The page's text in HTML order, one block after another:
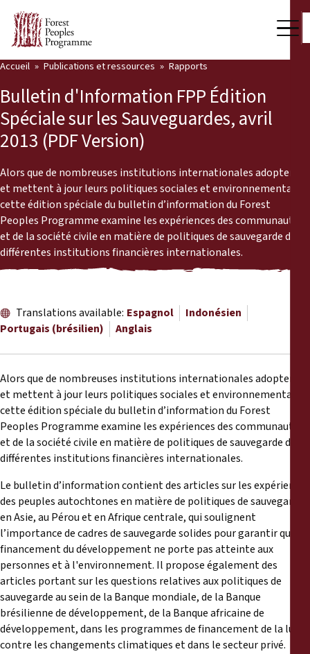
Qui nous sommes
Salle de presse
Notre travail
Voix des communautés
Partenaires et Pays
Dernières actualités
Publications et ressources
Back
Publications et ressources
Rapports
Communiqués de presse
Matériel de formation
Documents d'information
Déclarations
Rapports annuels
Accueil Publications et ressources Rapports
Bulletin d'Information FPP Édition
Spéciale sur les Sauveguardes, avril
2013 (PDF Version)
Alors que de nombreuses institutions internationales adoptent
et mettent à jour leurs politiques sociales et environnementales,
cette édition spéciale du bulletin d’information du Forest
Peoples Programme examine les expériences des communautés
et de la société civile en matière de politiques de sauvegarde de
différentes institutions financières internationales.
Translations available: Espagnol
Indonésien
Portugais (brésilien)
Anglais
Alors que de nombreuses institutions internationales adoptent
et mettent à jour leurs politiques sociales et environnementales,
cette édition spéciale du bulletin d’information du Forest
Peoples Programme examine les expériences des communautés
et de la société civile en matière de politiques de sauvegarde de
différentes institutions financières internationales.
Le bulletin d’information contient des articles sur les expériences
des peuples autochtones en matière de politiques de sauvegarde
en Asie, au Pérou et en Afrique centrale, qui soulignent
l’importance de cadres de sauvegarde solides pour garantir que le
financement du développement ne porte pas atteinte aux
personnes et à l'environnement. Il propose également des
articles portant sur les questions relatives aux politiques de
sauvegarde au sein de la Banque mondiale, de la Banque
brésilienne de développement, de la Banque africaine de
développement, dans les programmes de financement de la lutte
contre les changements climatiques et dans le secteur privé.